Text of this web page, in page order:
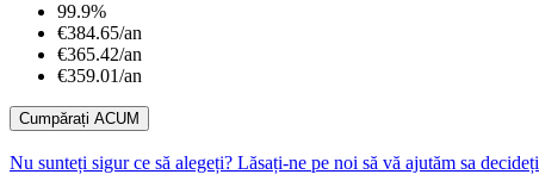
99.9%
€384.65/an
€365.42/an
€359.01/an
Cumpărați ACUM
Nu sunteți sigur ce să alegeți? Lăsați-ne pe noi să vă ajutăm sa decideți